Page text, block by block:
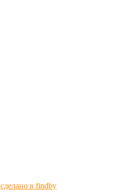
сделано в findby